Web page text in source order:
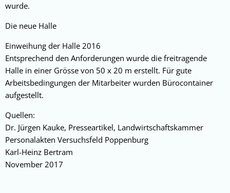
wurde.
Die neue Halle
Einweihung der Halle 2016
Entsprechend den Anforderungen wurde die freitragende
Halle in einer Grösse von 50 x 20 m erstellt. Für gute
Arbeitsbedingungen der Mitarbeiter wurden Bürocontainer
aufgestellt.
Quellen:
Dr. Jürgen Kauke, Presseartikel, Landwirtschaftskammer
Personalakten Versuchsfeld Poppenburg
Karl-Heinz Bertram
November 2017